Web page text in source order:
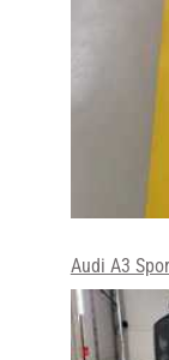
Audi A3